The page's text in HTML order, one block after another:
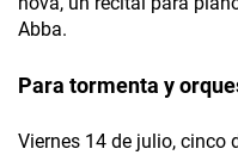
Abba.
Para tormenta y
Viernes 14 de julio, cinco